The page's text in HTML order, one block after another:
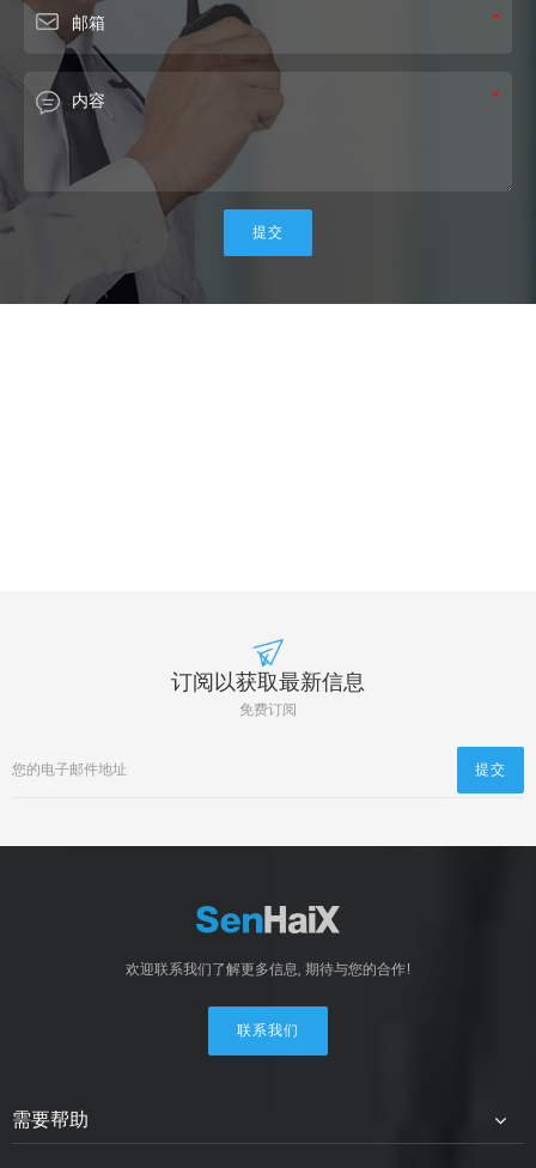
订阅以获取最新信息
免费订阅
欢迎联系我们了解更多信息, 期待与您的合作!
联系我们
需要帮助